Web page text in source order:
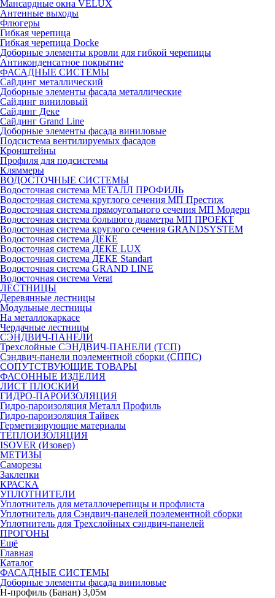
Мансардные окна VELUX
Антенные выходы
Флюгеры
Гибкая черепица
Гибкая черепица Docke
Доборные элементы кровли для гибкой черепицы
Антиконденсатное покрытие
ФАСАДНЫЕ СИСТЕМЫ
Сайдинг металлический
Доборные элементы фасада металлические
Сайдинг виниловый
Сайдинг Деке
Сайдинг Grand Line
Доборные элементы фасада виниловые
Подсистема вентилируемых фасадов
Кронштейны
Профиля для подсистемы
Кляммеры
ВОДОСТОЧНЫЕ СИСТЕМЫ
Водосточная система МЕТАЛЛ ПРОФИЛЬ
Водосточная система круглого сечения МП Престиж
Водосточная система прямоугольного сечения МП Модерн
Водосточная система большого диаметра МП ПРОЕКТ
Водосточная система круглого сечения GRANDSYSTEM
Водосточная система ДЕКЕ
Водосточная система ДЕКЕ LUX
Водосточная система ДЕКЕ Standart
Водосточная система GRAND LINE
Водосточная система Verat
ЛЕСТНИЦЫ
Деревянные лестницы
Модульные лестницы
На металлокаркасе
Чердачные лестницы
СЭНДВИЧ-ПАНЕЛИ
Трехслойные СЭНДВИЧ-ПАНЕЛИ (ТСП)
Сэндвич-панели поэлементной сборки (СППС)
СОПУТСТВУЮЩИЕ ТОВАРЫ
ФАСОННЫЕ ИЗДЕЛИЯ
ЛИСТ ПЛОСКИЙ
ГИДРО-ПАРОИЗОЛЯЦИЯ
Гидро-пароизоляция Металл Профиль
Гидро-пароизоляция Тайвек
Герметизирующие материалы
ТЕПЛОИЗОЛЯЦИЯ
ISOVER (Изовер)
МЕТИЗЫ
Саморезы
Заклепки
КРАСКА
УПЛОТНИТЕЛИ
Уплотнитель для металлочерепицы и профлиста
Уплотнитель для Сэндвич-панелей поэлементной сборки
Уплотнитель для Трехслойных сэндвич-панелей
ПРОГОНЫ
Ещё
Главная
Каталог
ФАСАДНЫЕ СИСТЕМЫ
Доборные элементы фасада виниловые
Н-профиль (Банан) 3,05м